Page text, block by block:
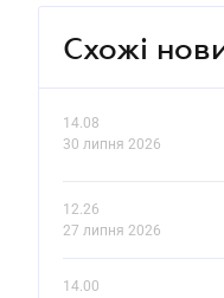
Схожі
14.08
30 липня 2026
12.26
27 липня 2026
14.00